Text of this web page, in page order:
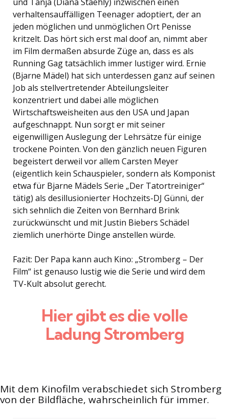
und Tanja (Diana Staehly) inzwischen einen
verhaltensauffälligen Teenager adoptiert, der an
jeden möglichen und unmöglichen Ort Penisse
kritzelt. Das hört sich erst mal doof an, nimmt aber
im Film dermaßen absurde Züge an, dass es als
Running Gag tatsächlich immer lustiger wird. Ernie
(Bjarne Mädel) hat sich unterdessen ganz auf seinen
Job als stellvertretender Abteilungsleiter
konzentriert und dabei alle möglichen
Wirtschaftsweisheiten aus den USA und Japan
aufgeschnappt. Nun sorgt er mit seiner
eigenwilligen Auslegung der Lehrsätze für einige
trockene Pointen. Von den gänzlich neuen Figuren
begeistert derweil vor allem Carsten Meyer
(eigentlich kein Schauspieler, sondern als Komponist
etwa für Bjarne Mädels Serie „Der Tatortreiniger“
tätig) als desillusionierter Hochzeits-DJ Günni, der
sich sehnlich die Zeiten von Bernhard Brink
zurückwünscht und mit Justin Biebers Schädel
ziemlich unerhörte Dinge anstellen würde.
Fazit: Der Papa kann auch Kino: „Stromberg – Der
Film“ ist genauso lustig wie die Serie und wird dem
TV-Kult absolut gerecht.
Hier gibt es die volle
Ladung Stromberg
Mit dem Kinofilm verabschiedet sich Stromberg
von der Bildfläche, wahrscheinlich für immer.